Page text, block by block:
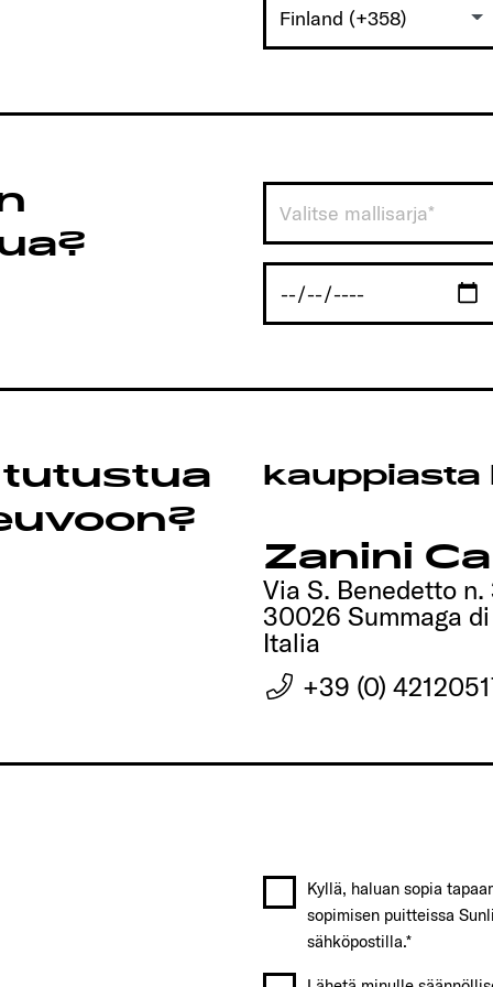
Finland (+358)
Valitse mallisarja*
tutustua
Zanini
Via S. Benedetto n.
30026 Summaga
Italia
+39 (0)
Kyllä, haluan sopia
sopimisen puitteissa
sähköpostilla.*